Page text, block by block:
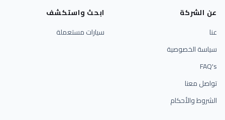
عن الشركة
عنا
سياسة الخصوصية
FAQ's
تواصل معنا
الشروط والأحكام
ابحث واستكشف
سيارات مستعملة